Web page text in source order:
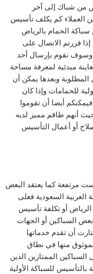
من شباك إلى آخر
العملاء كم يكلف تأسيس
الحمام بالرياض
قررتم الاتصال على
وسوف نقوم بإرسال أحد
مبدئية لمعرفة مساحة
المطلوبة وبعدها يمكن أن
للحمامات وإذا كان
أيضا أن تقوموا
أنهم طاقم مميز لديه
أو أعمال التأسيس
مرتفعة كما يعتقد البعض
العربية السعودية فعلى
أو تكلفة تأسيس
السباكين أو الجهات
أن تقدم خدماتها
منها في نطاق
الممتازين الذين
للسباكة الأولية